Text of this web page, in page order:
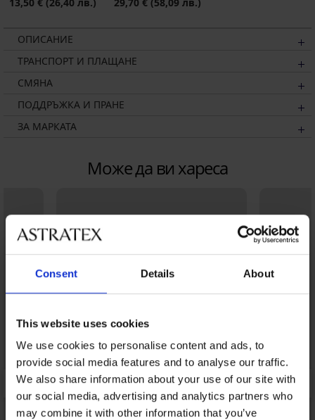
Consent Details About
This website uses cookies
We use cookies to personalise content and ads, to
provide social media features and to analyse our traffic.
We also share information about your use of our site with
our social media, advertising and analytics partners who
may combine it with other information that you’ve
ОПИСАНИЕ
ТРАНСПОРТ И ПЛАЩАНЕ
СМЯНА
ПОДДРЪЖКА И ПРАНЕ
ЗА МАРКАТА
Може да ви хареса